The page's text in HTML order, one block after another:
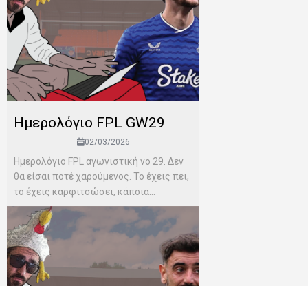
Ημερολόγιο FPL GW29
02/03/2026
Ημερολόγιο FPL αγωνιστική νο 29. Δεν
θα είσαι ποτέ χαρούμενος. Το έχεις πει,
το έχεις καρφιτσώσει, κάποια...